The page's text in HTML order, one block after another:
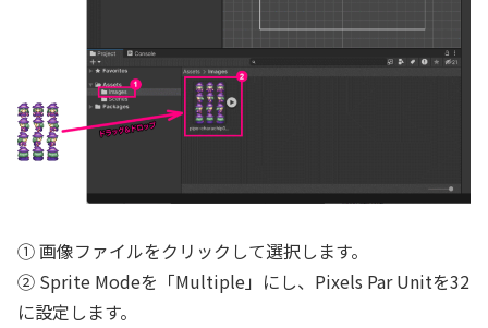
① 画像ファイルをクリックして選択します。
② Sprite Modeを「Multiple」にし、Pixels Par Unitを32
に設定します。